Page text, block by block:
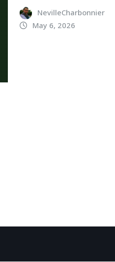
NevilleCharbonnier
May 6, 2026